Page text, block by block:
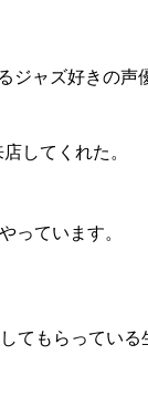
してくれた。
っています。
ジャズ好きの声
てもらっている